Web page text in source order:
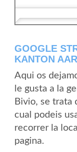
GOOGLE
KANTON
Aqui os
le gusta a la
Bivio, se trata
cual podeis
recorrer la
pagina.